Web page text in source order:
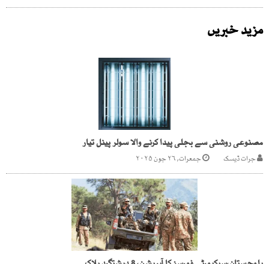
مزید خبریں
مصنوعی روشنی سے بجلی پیدا کرنے والا سولر پینل تیار
جرات ڈیسک جمعرات, ۲۶ جون ۲۰۲۵